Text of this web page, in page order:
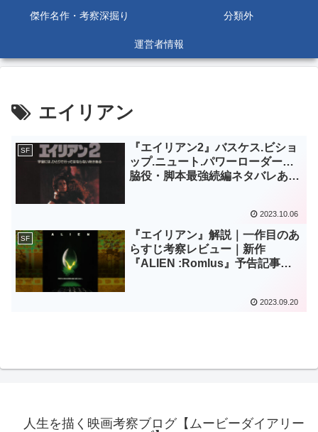
傑作名作・考察深掘り 分類外
運営者情報
エイリアン
SF
『エイリアン2』バスケス.ビショ
ップ.ニュート.パワーローダー…
脇役・脚本最強続編ネタバレあり
2023.10.06
SF
『エイリアン』解説｜一作目のあ
らすじ考察レビュー｜新作
『ALIEN :Romlus』予告記事ま
2023.09.20
人生を描く映画考察ブログ【ムービーダイアリー